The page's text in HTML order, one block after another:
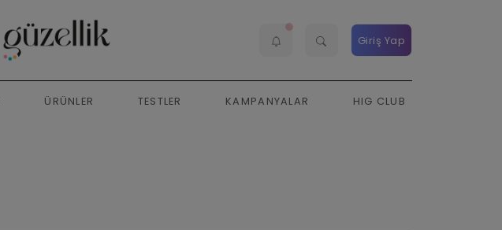
Giriş Yap
ÜRÜNLER TESTLER KAMPANYALAR HIG CLUB